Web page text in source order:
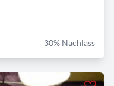
30% Nachlass